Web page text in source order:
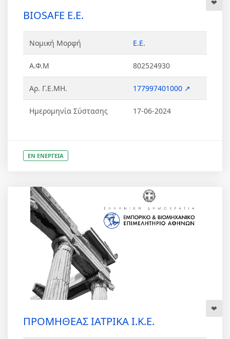
BIOSAFE Ε.Ε.
Νομική Μορφή Ε.Ε.
Α.Φ.Μ 802524930
Αρ. Γ.Ε.ΜΗ. 177997401000 ↗
Ημερομηνία Σύστασης 17-06-2024
ΕΝ ΕΝΕΡΓΕΙΑ
ΠΡΟΜΗΘΕΑΣ ΙΑΤΡΙΚΑ Ι.Κ.Ε.